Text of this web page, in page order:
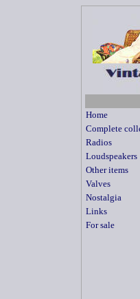
Home
Complete
Radios
Loudspeakers
Other items
Valves
Nostalgia
Links
For sale